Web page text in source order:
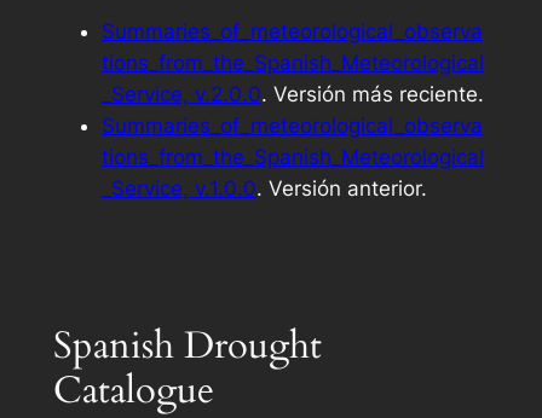
Summaries_of_meteorological_observa
tions_from_the_Spanish_Meteorological
_Service, v.2.0.0. Versión más reciente.
Summaries_of_meteorological_observa
tions_from_the_Spanish_Meteorological
_Service, v.1.0.0. Versión anterior.
Spanish Drought
Catalogue